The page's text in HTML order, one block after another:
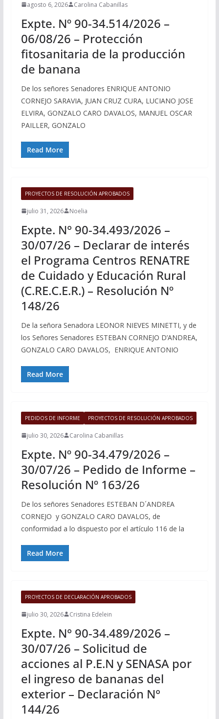
agosto 6, 2026 Carolina Cabanillas
Expte. Nº 90-34.514/2026 –
06/08/26 – Protección
fitosanitaria de la producción
de banana
De los señores Senadores ENRIQUE ANTONIO
CORNEJO SARAVIA, JUAN CRUZ CURA, LUCIANO JOSE
ELVIRA, GONZALO CARO DAVALOS, MANUEL OSCAR
PAILLER, GONZALO
Read More
PROYECTOS DE RESOLUCIÓN APROBADOS
julio 31, 2026 Noelia
Expte. N° 90-34.493/2026 –
30/07/26 – Declarar de interés
el Programa Centros RENATRE
de Cuidado y Educación Rural
(C.RE.C.E.R.) – Resolución Nº
148/26
De la señora Senadora LEONOR NIEVES MINETTI, y de
los Señores Senadores ESTEBAN CORNEJO D’ANDREA,
GONZALO CARO DAVALOS, ENRIQUE ANTONIO
Read More
PEDIDOS DE INFORME PROYECTOS DE RESOLUCIÓN APROBADOS
julio 30, 2026 Carolina Cabanillas
Expte. Nº 90-34.479/2026 –
30/07/26 – Pedido de Informe –
Resolución Nº 163/26
De los señores Senadores ESTEBAN D´ANDREA
CORNEJO y GONZALO CARO DAVALOS, de
conformidad a lo dispuesto por el artículo 116 de la
Read More
PROYECTOS DE DECLARACIÓN APROBADOS
julio 30, 2026 Cristina Edelein
Expte. N° 90-34.489/2026 –
30/07/26 – Solicitud de
acciones al P.E.N y SENASA por
el ingreso de bananas del
exterior – Declaración N°
144/26